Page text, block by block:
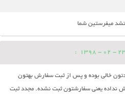
نشد میفرستین شما
23 - 02 -
:
خالی بوده و پس از ثبت سفارش بهتون
نداده یعنی سفارشتون ثبت نشده. مجدد ثبت